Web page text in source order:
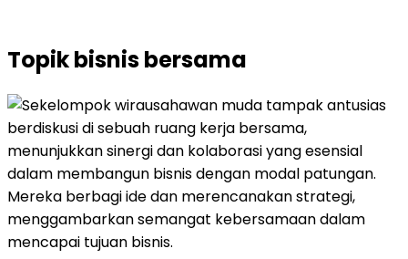
Topikbisnis bersama